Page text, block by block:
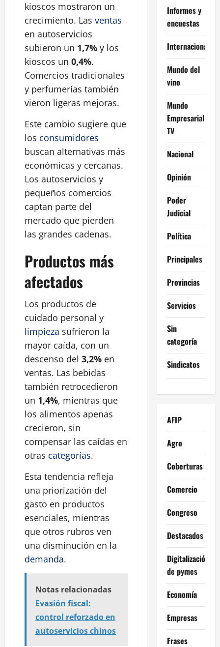
kioscos mostraron un
crecimiento. Las ventas
en autoservicios
subieron un 1,7% y los
kioscos un 0,4%.
Comercios tradicionales
y perfumerías también
vieron ligeras mejoras.
Este cambio sugiere que
los consumidores
buscan alternativas más
económicas y cercanas.
Los autoservicios y
pequeños comercios
captan parte del
mercado que pierden
las grandes cadenas.
Productos más
afectados
Los productos de
cuidado personal y
limpieza sufrieron la
mayor caída, con un
descenso del 3,2% en
ventas. Las bebidas
también retrocedieron
un 1,4%, mientras que
los alimentos apenas
crecieron, sin
compensar las caídas en
otras categorías.
Esta tendencia refleja
una priorización del
gasto en productos
esenciales, mientras
que otros rubros ven
una disminución en la
demanda.
Notas relacionadas
Evasión fiscal:
control reforzado en
autoservicios chinos
Informes y
encuestas
Internacional
Mundo del
vino
Mundo
Empresarial
TV
Nacional
Opinión
Poder
Judicial
Política
Principales
Provincias
Servicios
Sin
categoría
Sindicatos
AFIP
Agro
Coberturas
Comercio
Congreso
Destacados
Digitalización
de pymes
Economía
Empresas
Frases